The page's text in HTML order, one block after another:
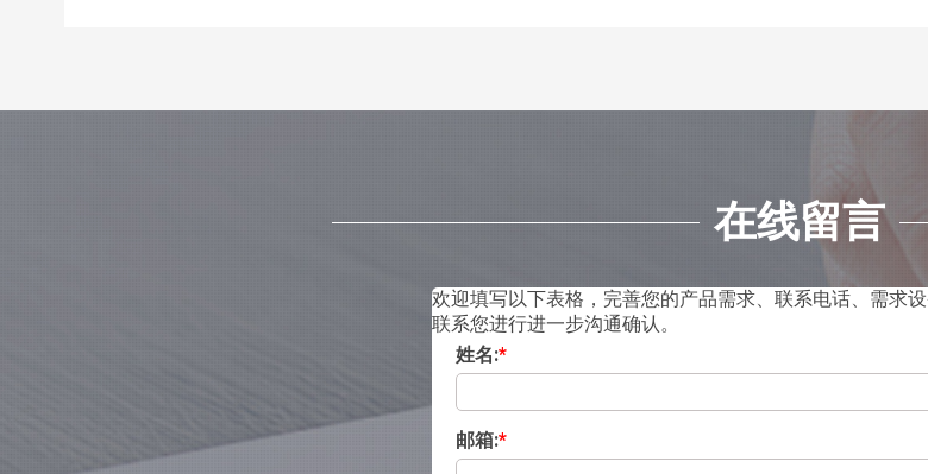
在线留言
欢迎填写以下表格，完善您的产品需求、联系电话、需求
联系您进行进一步沟通确认。
姓名:*
邮箱:*